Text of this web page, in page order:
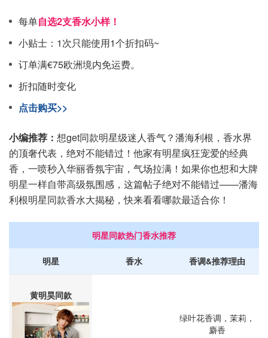
每单自选2支香水小样！
小贴士：1次只能使用1个折扣码~
订单满€75欧洲境内免运费。
折扣随时变化
点击购买>>
小编推荐： 想get同款明星级迷人香气？潘海利根，香水界
的顶奢代表，绝对不能错过！他家有明星疯狂宠爱的经典
香，一喷秒入华丽香氛宇宙，气场拉满！如果你也想和大牌
明星一样自带高级氛围感，这篇帖子绝对不能错过——潘海
利根明星同款香水大揭秘，快来看看哪款最适合你！
明星同款热门香水推荐
明星 香水 香调&推荐理由
黄明昊同款
绿叶花香调，茉莉，
麝香